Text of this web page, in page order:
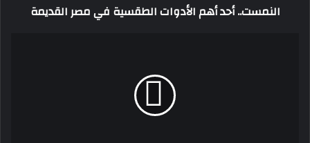
النمست.. أحد أهم الأدوات الطقسية في مصر القديمة